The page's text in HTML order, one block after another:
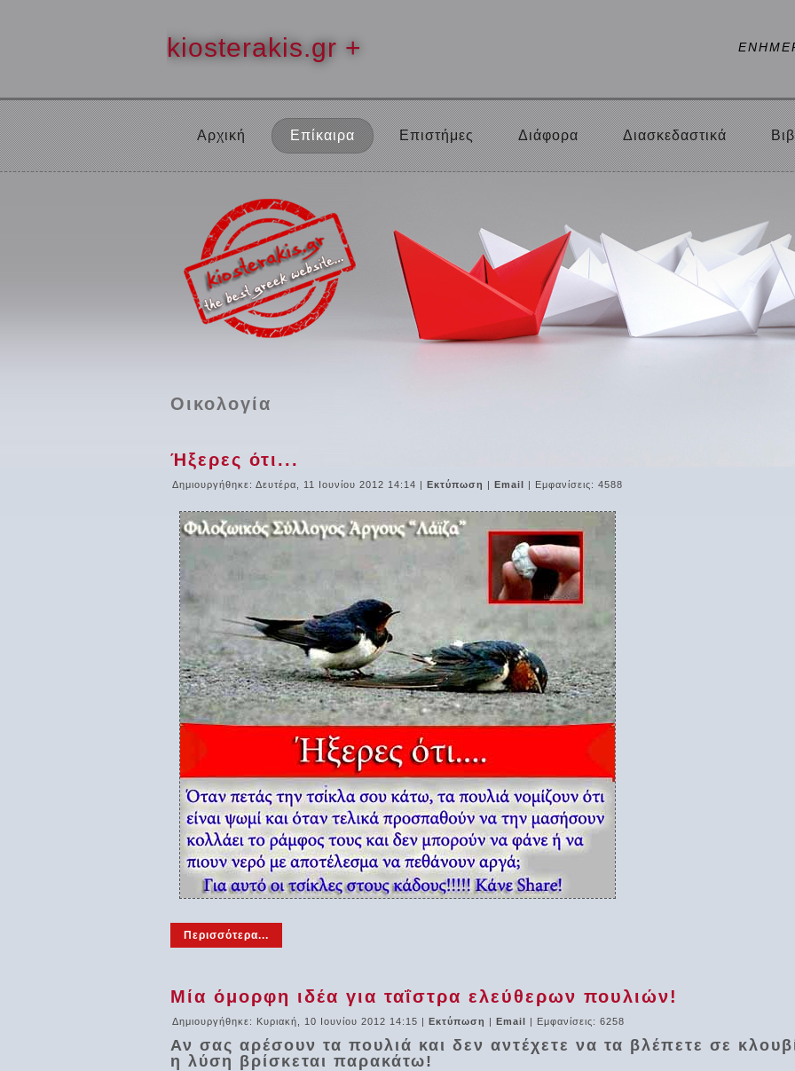
kiosterakis.gr +
Αρχική Επίκαιρα Επιστήμες Διάφορα Διασκεδαστικά
Οικολογία
Ήξερες ότι...
Δημιουργήθηκε: Δευτέρα, 11 Ιουνίου 2012 14:14 | Εκτύπωση | Email | Εμφανίσεις: 4588
Περισσότερα...
Μία όμορφη ιδέα για ταΐστρα ελεύθερων πουλιών!
Δημιουργήθηκε: Κυριακή, 10 Ιουνίου 2012 14:15 | Εκτύπωση | Email | Εμφανίσεις: 6258
Αν σας αρέσουν τα πουλιά και δεν αντέχετε να τα βλέπετε σε
η λύση βρίσκεται παρακάτω!